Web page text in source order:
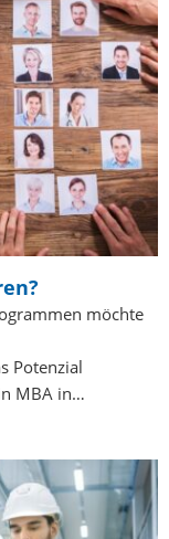
möchte
Potenzial
MBA in…